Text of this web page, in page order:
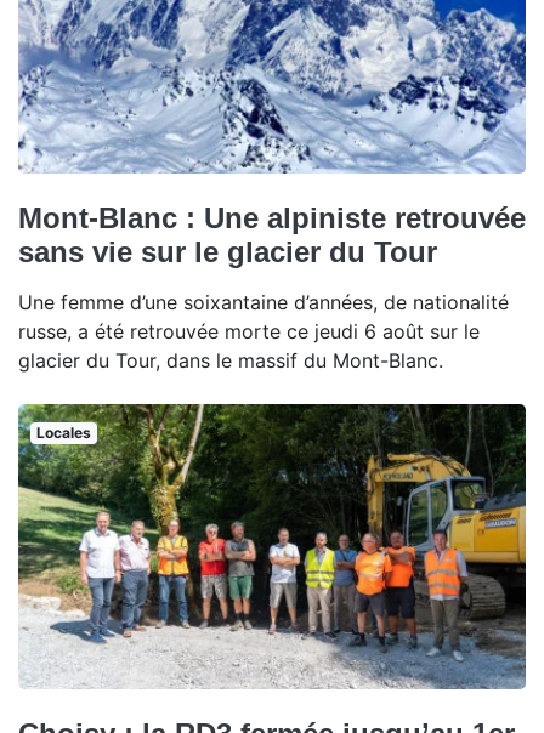
Mont-Blanc : Une alpiniste retrouvée
sans vie sur le glacier du Tour
Une femme d’une soixantaine d’années, de nationalité
russe, a été retrouvée morte ce jeudi 6 août sur le
glacier du Tour, dans le massif du Mont-Blanc.
Locales